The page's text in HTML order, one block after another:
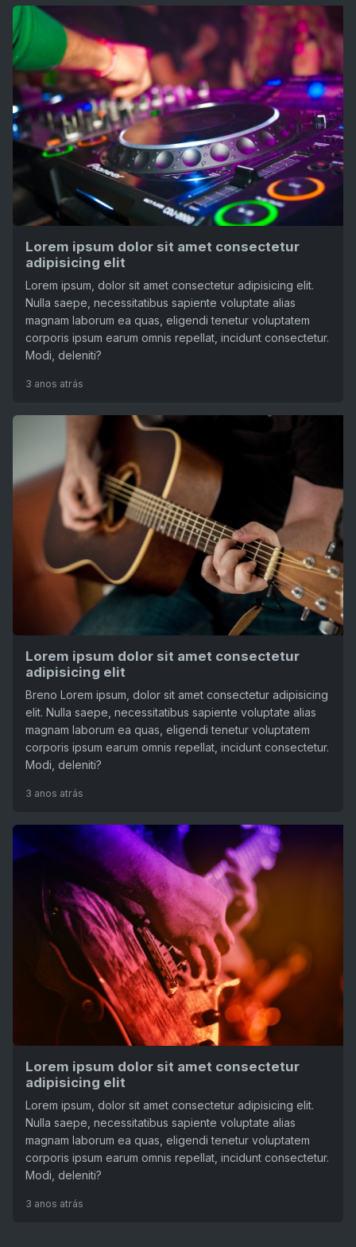
Lorem ipsum dolor sit amet consectetur
adipisicing elit
Lorem ipsum, dolor sit amet consectetur adipisicing elit.
Nulla saepe, necessitatibus sapiente voluptate alias
magnam laborum ea quas, eligendi tenetur voluptatem
corporis ipsum earum omnis repellat, incidunt consectetur.
Modi, deleniti?
3 anos atrás
Lorem ipsum dolor sit amet consectetur
adipisicing elit
Breno Lorem ipsum, dolor sit amet consectetur adipisicing
elit. Nulla saepe, necessitatibus sapiente voluptate alias
magnam laborum ea quas, eligendi tenetur voluptatem
corporis ipsum earum omnis repellat, incidunt consectetur.
Modi, deleniti?
3 anos atrás
Lorem ipsum dolor sit amet consectetur
adipisicing elit
Lorem ipsum, dolor sit amet consectetur adipisicing elit.
Nulla saepe, necessitatibus sapiente voluptate alias
magnam laborum ea quas, eligendi tenetur voluptatem
corporis ipsum earum omnis repellat, incidunt consectetur.
Modi, deleniti?
3 anos atrás